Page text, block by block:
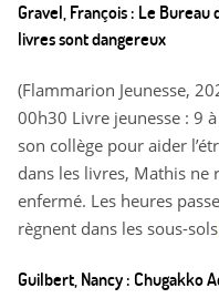
Gravel, François : Le
livres sont dangereux
(Flammarion Jeunesse,
00h30 Livre jeunesse : 9
son collège pour aider
dans les livres, Mathis ne
enfermé. Les heures
règnent dans les sous-
Guilbert, Nancy : Chugakko